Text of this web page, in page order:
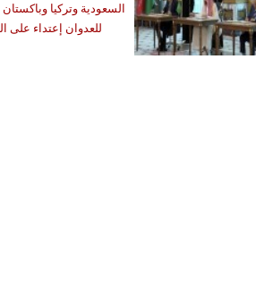
السعودية وتركيا
للعدوان إعتداء على